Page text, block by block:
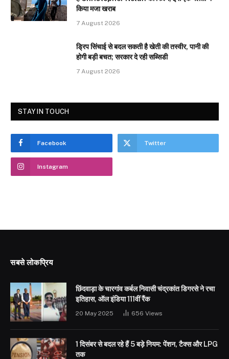
किया मजा खराब
7 August 2026
ड्रिप सिंचाई से बदल सकती है खेती की तस्वीर, पानी की
होगी बड़ी बचत; सरकार दे रही सब्सिडी
7 August 2026
STAY IN TOUCH
Facebook Twitter
Instagram
सबसे लोकप्रिय
छिंदवाड़ा के चारगांव कर्बल निवासी चंद्रकांत डिगरसे ने रचा
इतिहास, ऑल इंडिया 111वीं रैंक
20 May 2025 656 Views
1 दिसंबर से बदल रहे हैं 5 बड़े नियम: पेंशन, टैक्स और LPG
तक